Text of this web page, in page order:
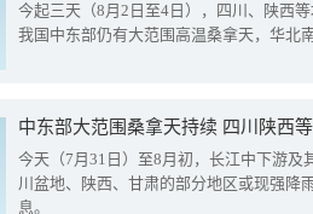
今起三天（8月2日至4日），四川、陕西等
我国中东部仍有大范围高温桑拿天，华北
中东部大范围桑拿天持续 四川陕西
今天（7月31日）至8月初，长江中下游及
川盆地、陕西、甘肃的部分地区或现强降
息。